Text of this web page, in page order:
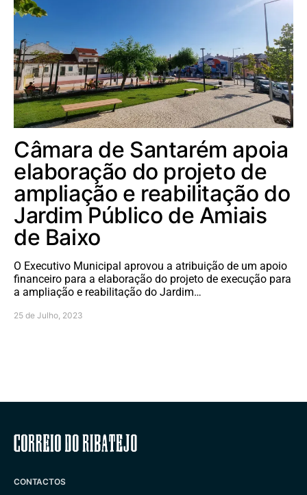
Câmara de Santarém apoia
elaboração do projeto de
ampliação e reabilitação do
Jardim Público de Amiais
de Baixo
O Executivo Municipal aprovou a atribuição de um apoio
financeiro para a elaboração do projeto de execução para
a ampliação e reabilitação do Jardim…
25 de Julho, 2023
Correio do Ribatejo
CONTACTOS